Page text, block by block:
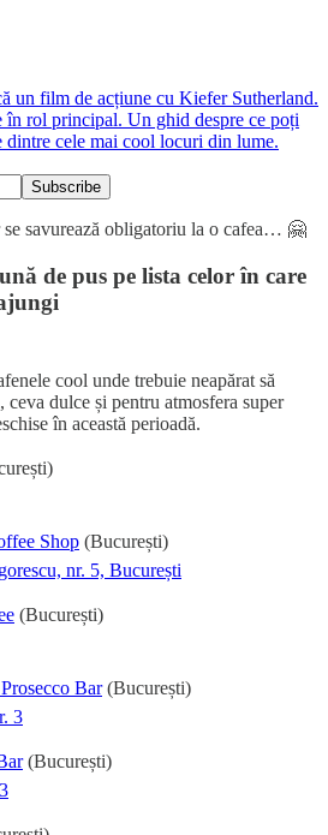
un film de acțiune cu Kiefer Sutherland.
rol principal. Un ghid despre ce poți
dintre cele mai cool locuri din lume.
se savurează obligatoriu la o cafea… 🤗
de pus pe lista celor în care
cool unde trebuie neapărat să
dulce și pentru atmosfera super
în această perioadă.
Shop (București)
nr. 5, București
(București)
Bar(București)
3
(București)